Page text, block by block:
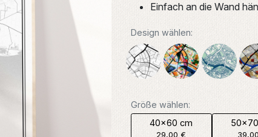
Einfach an die Wand
Design wählen:
Größe wählen:
40x60 cm
29,00 €